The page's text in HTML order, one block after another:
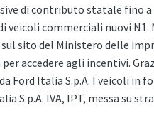
di contributo statale fino
veicoli commerciali nuovi
sito del Ministero delle
accedere agli incentivi.
Ford Italia S.p.A. I veicoli in
S.p.A. IVA, IPT, messa su